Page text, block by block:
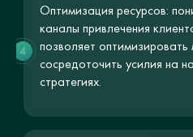
Оптимизация ресурсов:
каналы привлечения
позволяет
сосредоточить усилия на
стратегиях.
4